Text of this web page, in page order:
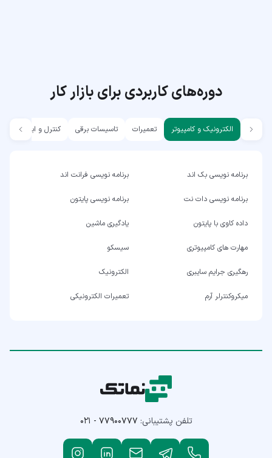
دوره‌های کاربردی برای بازار کار
الکترونیک و کامپیوتر تعمیرات تاسیسات برقی کنترل و ابزار دقیق
برنامه نویسی بک اند برنامه نویسی فرانت اند
برنامه نویسی دات نت برنامه نویسی پایتون
داده کاوی با پایتون یادگیری ماشین
مهارت های کامپیوتری سیسکو
رهگیری جرایم سایبری الکترونیک
میکروکنترلر آرم تعمیرات الکترونیکی
تلفن پشتیبانی: ۰۲۱ - ۷۷۹۰۰۷۷۷